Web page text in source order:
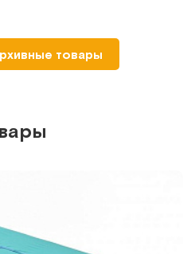
товары